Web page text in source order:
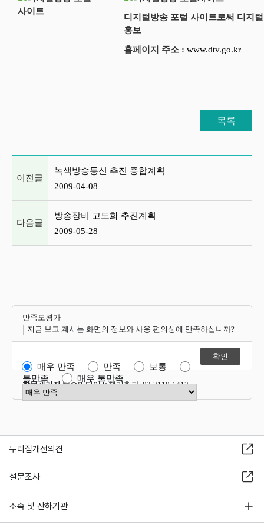
디지털방송 포털 사이트로써 디지
홍보
홈페이지 주소 : www.dtv.go.kr
목록
이전글
녹색방송통신 추진 종합계획
2009-04-08
다음글
방송장비 고도화 추진계획
2009-05-28
만족도평가
지금 보고 계시는 화면의 정보와 사용 편의성에 만족하십니까?
매우 만족 만족
보통
불만족
매우 불만족
만족도 점수 선택
항목관리자방송미디어정책기획과 02-2110-1412
누리집개선의견
설문조사
소속 및 산하기관